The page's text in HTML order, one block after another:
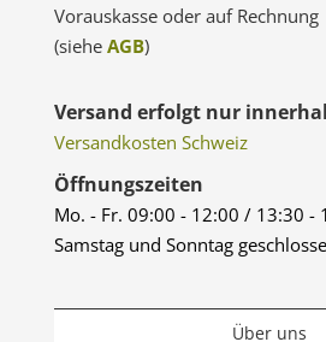
Vorauskasse oder auf Rechnung
(siehe AGB)
Versand erfolgt nur
Versandkosten Schweiz
Öffnungszeiten
Mo. - Fr. 09:00 - 12:00 / 13:30 -
Samstag und Sonntag
Über uns